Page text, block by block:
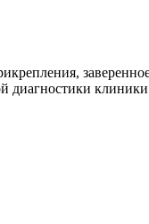
диагностики